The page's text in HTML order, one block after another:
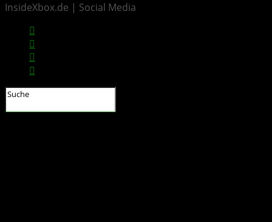
InsideXbox.de | Social Media